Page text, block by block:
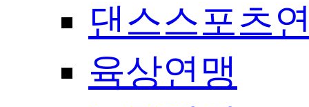
댄스스포츠
육상연맹